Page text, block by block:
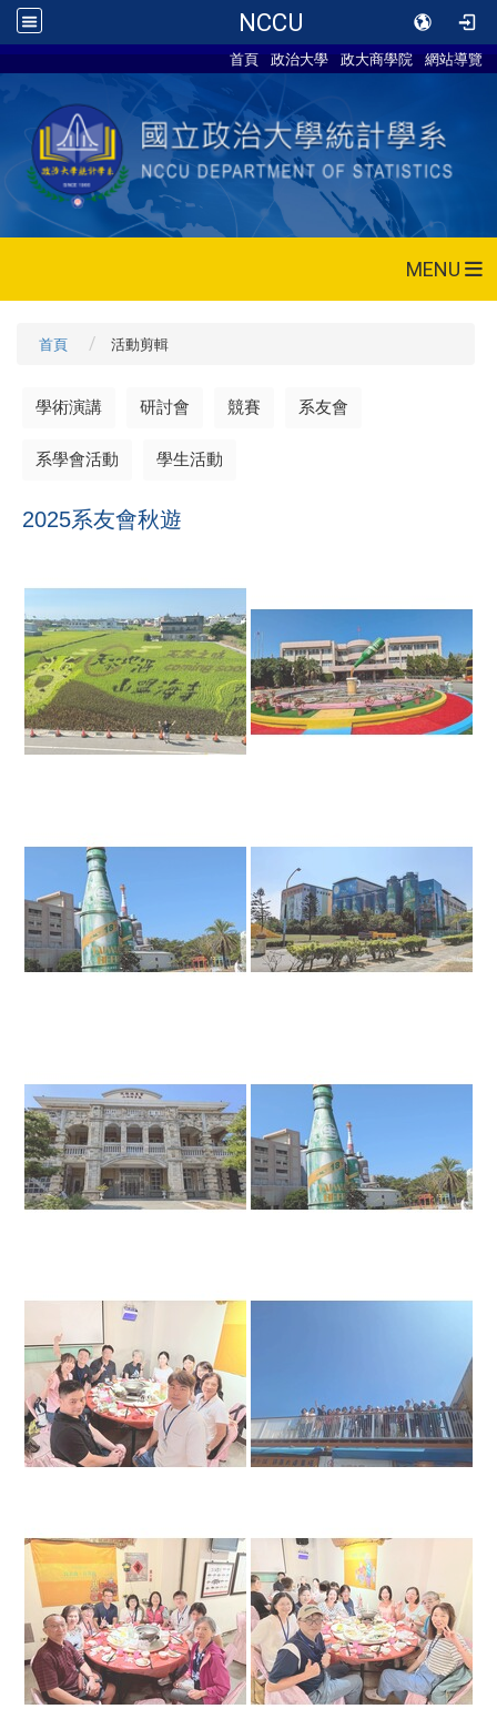
NCCU
首頁 政治大學 政大商學院 網站導覽
MENU
首頁 活動剪輯
學術演講 研討會 競賽 系友會
系學會活動 學生活動
2025系友會秋遊